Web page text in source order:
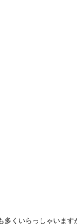
多くいらっしゃいます